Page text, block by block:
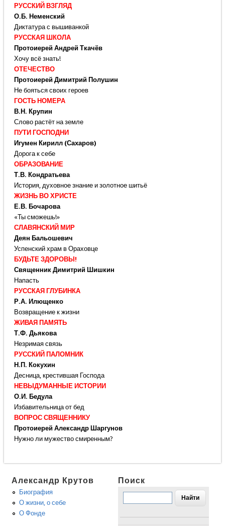
РУССКИЙ ВЗГЛЯД
О.Б. Неменский
Диктатура с вышиванкой
РУССКАЯ ШКОЛА
Протоиерей Андрей Ткачёв
Хочу всё знать!
ОТЕЧЕСТВО
Протоиерей Димитрий Полушин
Не бояться своих героев
ГОСТЬ НОМЕРА
В.Н. Крупин
Слово растёт на земле
ПУТИ ГОСПОДНИ
Игумен Кирилл (Сахаров)
Дорога к себе
ОБРАЗОВАНИЕ
Т.В. Кондратьева
История, духовное знание и золотное шитьё
ЖИЗНЬ ВО ХРИСТЕ
Е.В. Бочарова
«Ты сможешь!»
СЛАВЯНСКИЙ МИР
Деян Бальошевич
Успенский храм в Ораховце
БУДЬТЕ ЗДОРОВЫ!
Священник Димитрий Шишкин
Напасть
РУССКАЯ ГЛУБИНКА
Р.А. Илющенко
Возвращение к жизни
ЖИВАЯ ПАМЯТЬ
Т.Ф. Дьякова
Незримая связь
РУССКИЙ ПАЛОМНИК
Н.П. Кокухин
Десница, крестившая Господа
НЕВЫДУМАННЫЕ ИСТОРИИ
О.И. Бедула
Избавительница от бед
ВОПРОС СВЯЩЕННИКУ
Протоиерей Александр Шаргунов
Нужно ли мужество смиренным?
Александр Крутов
Биография
О жизни, о себе
О Фонде
Поиск